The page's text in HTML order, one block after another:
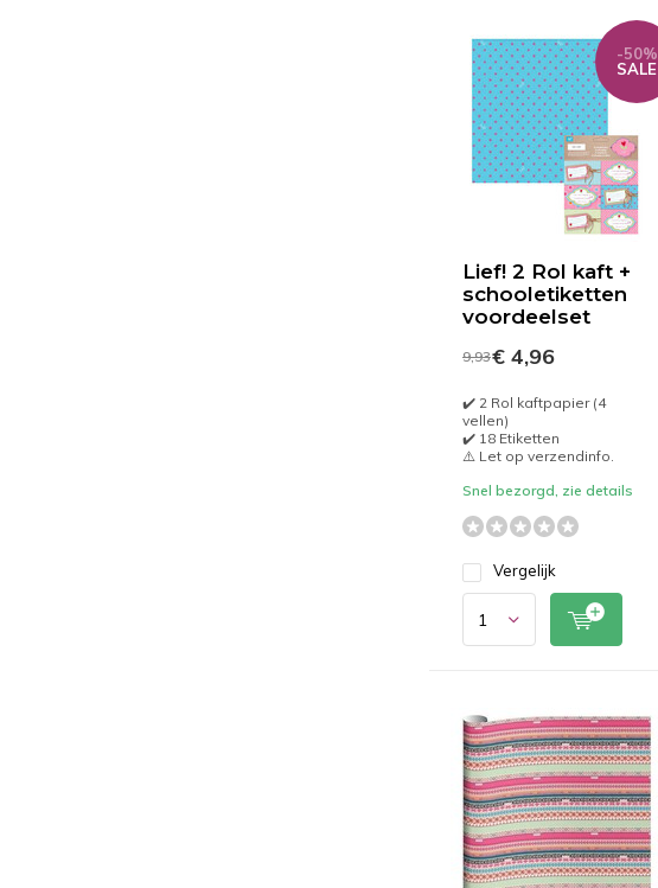
Lief! 2 Rol kaft +
schooletiketten
voordeelset
-50%
SALE
9,93€ 4,96
✔️ 2 Rol kaftpapier (4
vellen)
✔️ 18 Etiketten
⚠️ Let op verzendinfo.
Snel bezorgd, zie details
Vergelijk